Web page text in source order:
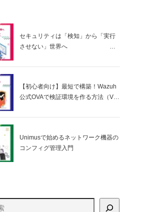
セキュリティは「検知」から「実行
させない」世界へ
ゼロトラストの考え方
【初心者向け】最短で構築！Wazuh
公式OVAで検証環境を作る方法（Virt
Unimusで始めるネットワーク機器の
コンフィグ管理入門